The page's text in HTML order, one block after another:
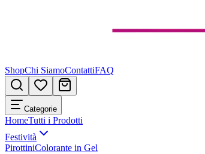
ShopChi SiamoContattiFAQ
Categorie
HomeTutti i Prodotti
Festività
PirottiniColorante in Gel